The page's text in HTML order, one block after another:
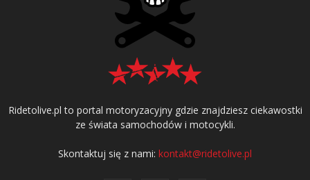
Ridetolive.pl to portal motoryzacyjny gdzie znajdziesz ciekawostki
ze świata samochodów i motocykli.
Skontaktuj się z nami: kontakt@ridetolive.pl